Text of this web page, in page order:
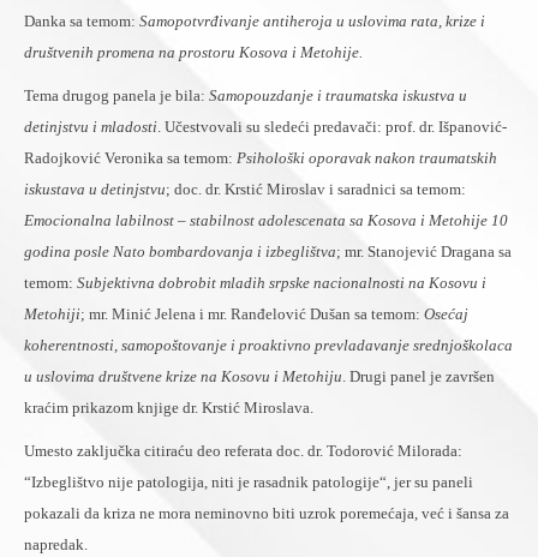
Danka sa temom: Samopotvrđivanje antiheroja u uslovima rata, krize i
društvenih promena na prostoru Kosova i Metohije.
Tema drugog panela je bila: Samopouzdanje i traumatska iskustva u
detinjstvu i mladosti. Učestvovali su sledeći predavači: prof. dr. Išpanović-
Radojković Veronika sa temom: Psihološki oporavak nakon traumatskih
iskustava u detinjstvu; doc. dr. Krstić Miroslav i saradnici sa temom:
Emocionalna labilnost – stabilnost adolescenata sa Kosova i Metohije 10
godina posle Nato bombardovanja i izbeglištva; mr. Stanojević Dragana sa
temom: Subjektivna dobrobit mladih srpske nacionalnosti na Kosovu i
Metohiji; mr. Minić Jelena i mr. Ranđelović Dušan sa temom: Osećaj
koherentnosti, samopoštovanje i proaktivno prevladavanje srednjoškolaca
u uslovima društvene krize na Kosovu i Metohiju. Drugi panel je završen
kraćim prikazom knjige dr. Krstić Miroslava.
Umesto zaključka citiraću deo referata doc. dr. Todorović Milorada:
“Izbeglištvo nije patologija, niti je rasadnik patologije“, jer su paneli
pokazali da kriza ne mora neminovno biti uzrok poremećaja, već i šansa za
napredak.